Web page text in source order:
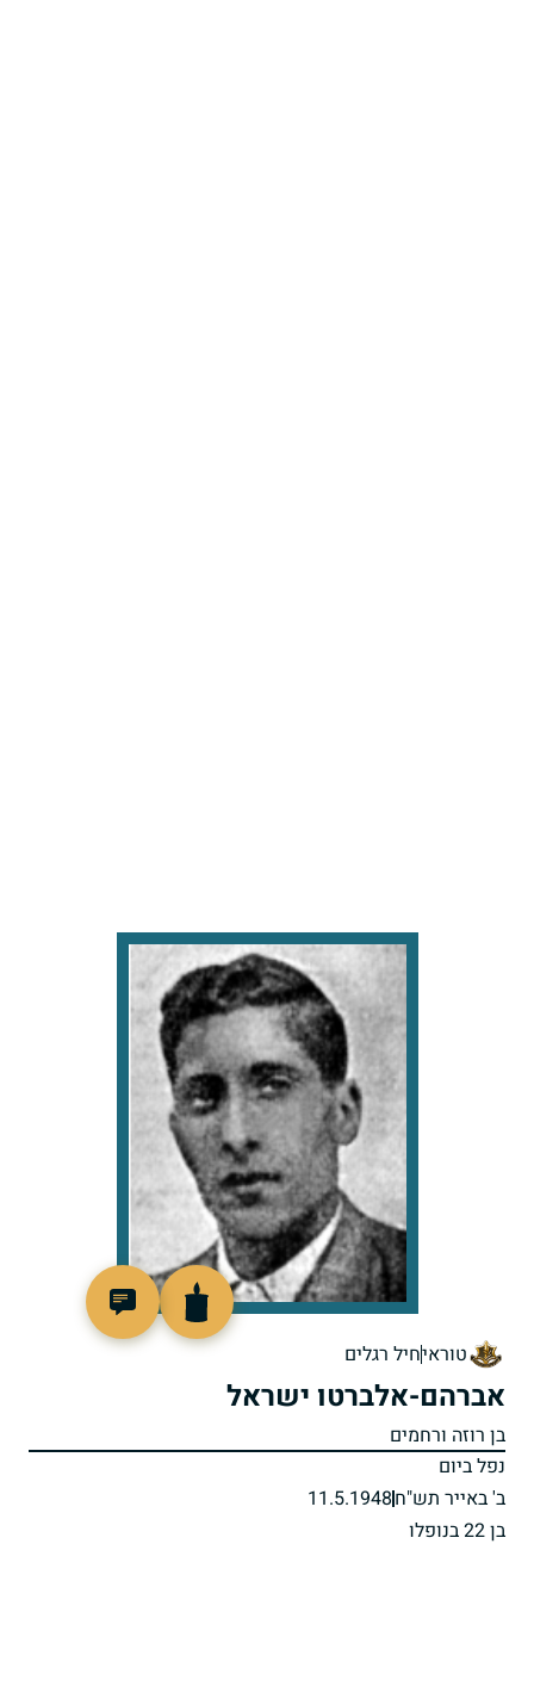
טוראיחיל רגלים
אברהם-אלברטו ישראל
בן רוזה ורחמים
נפל ביום
ב' באייר תש"ח11.5.1948
בן 22 בנופלו